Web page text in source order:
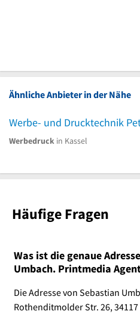
Ähnliche Anbieter in der Nähe
Werbe- und Drucktechnik
Werbedruck in Kassel
Häufige Fragen
Was ist die genaue
Umbach. Printmedia
Die Adresse von Sebastian
Rothenditmolder Str. 26, 34117